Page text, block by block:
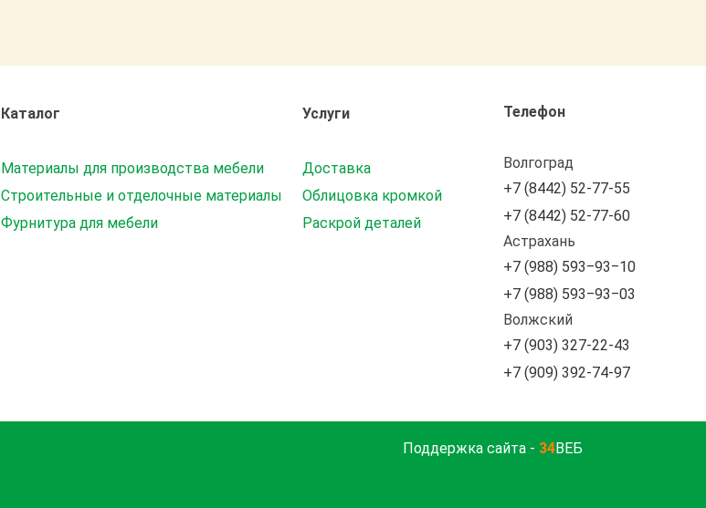
Каталог
Материалы для производства мебели
Строительные и отделочные материалы
Фурнитура для мебели
Услуги
Доставка
Облицовка кромкой
Раскрой деталей
Телефон
Волгоград
+7 (8442) 52-77-55
+7 (8442) 52-77-60
Астрахань
+7 (988) 593‒93‒10
+7 (988) 593‒93‒03
Волжский
+7 (903) 327-22-43
+7 (909) 392-74-97
Поддержка сайта - 34ВЕБ